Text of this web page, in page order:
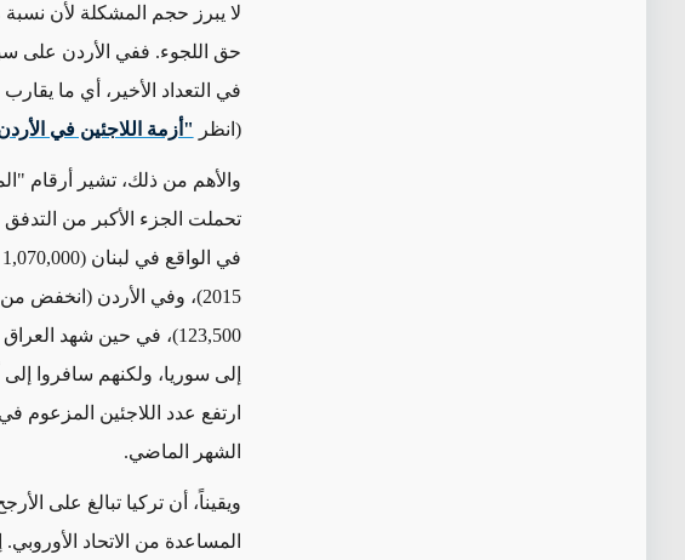
لا يبرز حجم المشكلة لأن
حق اللجوء. ففي الأردن على
في التعداد الأخير، أي ما
(انظر "أزمة اللاجئين في
والأهم من ذلك، تشير أرقام
في الواقع في لبنان (1,070,000
2015)، وفي الأردن (انخفض من
123,500)، في حين شهد
إلى سوريا، ولكنهم سافروا إلى
الشهر الماضي.
ويقيناً، أن تركيا تبالغ على
المساعدة من الاتحاد